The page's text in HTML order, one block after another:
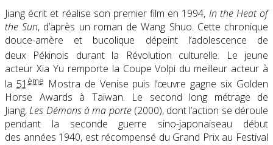
Jiang écrit et réalise son premier film en 1994, In the Heat of
the Sun, d’après un roman de Wang Shuo. Cette chronique
douce-amère et bucolique dépeint l’adolescence de
deux Pékinois durant la Révolution culturelle. Le jeune
acteur Xia Yu remporte la Coupe Volpi du meilleur acteur à
la 51ème Mostra de Venise puis l’œuvre gagne six Golden
Horse Awards à Taïwan. Le second long métrage de
Jiang,Les Démons à ma porte (2000), dont l’action se déroule
pendant la seconde guerre sino-japonaiseau début
des années 1940, est récompensé du Grand Prix au Festival